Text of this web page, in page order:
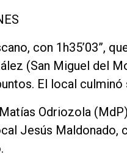
con 1h35’03”,
(San Miguel del
El local culminó
Odriozola
Jesús Maldonado,